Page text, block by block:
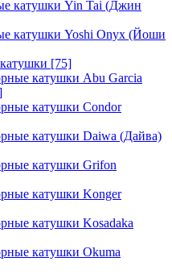
катушки Yin Tai (Джин
катушки Yoshi Onyx (Йоши
[75]
катушки Abu Garcia
катушки Condor
катушки Daiwa (Дайва)
катушки Grifon
катушки Konger
катушки Kosadaka
катушки Okuma